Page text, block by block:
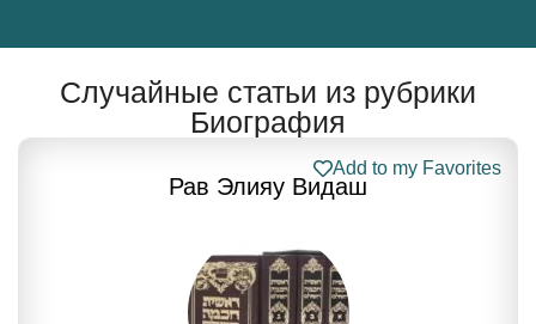
Случайные статьи из рубрики
Биография
Рав Элияу Видаш
Add to my Favorites